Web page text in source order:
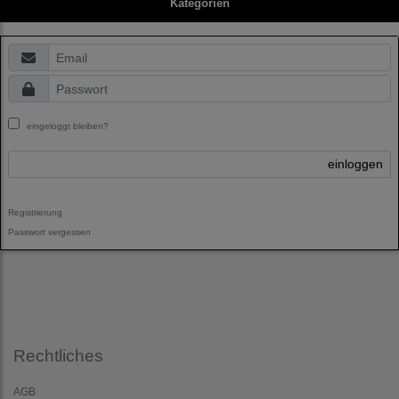
Kategorien
eingeloggt bleiben?
einloggen
Registrierung
Passwort vergessen
Rechtliches
AGB